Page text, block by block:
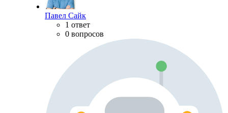
Павел Сайк
1 ответ
0 вопросов